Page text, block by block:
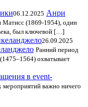
06.12.2025 Анри
Матисс (1869-1954), один
был ключевой […]
26.09.2025
Ранний период
охватывает
в event-
важно ничего